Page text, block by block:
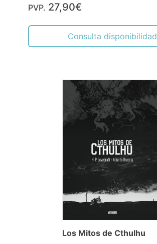
PVP. 27,90€
Consulta disponibilidad
Los Mitos de Cthulhu